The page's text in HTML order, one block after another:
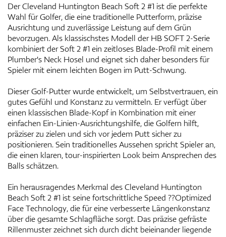
Der Cleveland Huntington Beach Soft 2 #1 ist die perfekte
Wahl für Golfer, die eine traditionelle Putterform, präzise
Ausrichtung und zuverlässige Leistung auf dem Grün
bevorzugen. Als klassischstes Modell der HB SOFT 2-Serie
kombiniert der Soft 2 #1 ein zeitloses Blade-Profil mit einem
Plumber's Neck Hosel und eignet sich daher besonders für
Spieler mit einem leichten Bogen im Putt-Schwung.
Dieser Golf-Putter wurde entwickelt, um Selbstvertrauen, ein
gutes Gefühl und Konstanz zu vermitteln. Er verfügt über
einen klassischen Blade-Kopf in Kombination mit einer
einfachen Ein-Linien-Ausrichtungshilfe, die Golfern hilft,
präziser zu zielen und sich vor jedem Putt sicher zu
positionieren. Sein traditionelles Aussehen spricht Spieler an,
die einen klaren, tour-inspirierten Look beim Ansprechen des
Balls schätzen.
Ein herausragendes Merkmal des Cleveland Huntington
Beach Soft 2 #1 ist seine fortschrittliche Speed ??Optimized
Face Technology, die für eine verbesserte Längenkonstanz
über die gesamte Schlagfläche sorgt. Das präzise gefräste
Rillenmuster zeichnet sich durch dicht beieinander liegende